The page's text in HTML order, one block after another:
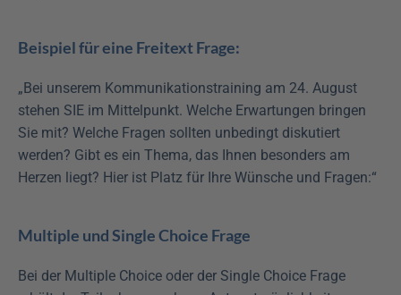
Beispiel für eine Freitext Frage:
„Bei unserem Kommunikationstraining am 24. August
stehen SIE im Mittelpunkt. Welche Erwartungen bringen
Sie mit? Welche Fragen sollten unbedingt diskutiert
werden? Gibt es ein Thema, das Ihnen besonders am
Herzen liegt? Hier ist Platz für Ihre Wünsche und Fragen:“
Multiple und Single Choice Frage
Bei der Multiple Choice oder der Single Choice Frage